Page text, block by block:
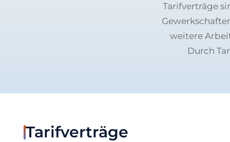
Tarifverträge
weitere
Durch
Tarifverträge